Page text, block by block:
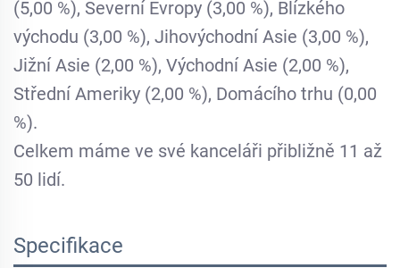
(5,00 %), Severní Evropy (3,00 %), Blízkého
východu (3,00 %), Jihovýchodní Asie (3,00 %),
Jižní Asie (2,00 %), Východní Asie (2,00 %),
Střední Ameriky (2,00 %), Domácího trhu (0,00
%).
Celkem máme ve své kanceláři přibližně 11 až
50 lidí.
Specifikace